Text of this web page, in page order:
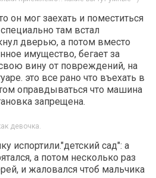
он мог заехать и поместиться
там встал
дверью, а потом вместо
имущество, бегает за
вину от повреждений, на
это все рано что въехать в
оправдываться что машина
запрещена.
девочка.
испортили."детский сад": а
а потом несколько раз
и жаловался чтоб мальчика